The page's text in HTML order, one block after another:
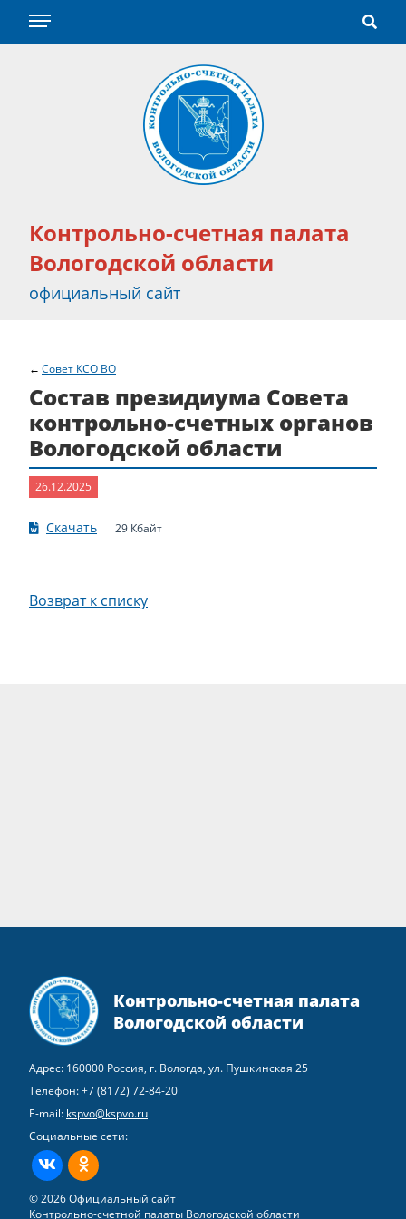
Контрольно-счетная палата
Вологодской области
официальный сайт
Совет КСО ВО
Состав президиума Совета
контрольно-счетных органов
Вологодской области
26.12.2025
Скачать 29 Кбайт
Возврат к списку
Контрольно-счетная палата
Вологодской области
Адрес: 160000 Россия, г. Вологда, ул. Пушкинская 25
Телефон:+7 (8172) 72-84-20
E-mail: kspvo@kspvo.ru
Социальные сети:
ВКонтактеОдноклассники
© 2026 Официальный сайт
Контрольно-счетной палаты Вологодской области